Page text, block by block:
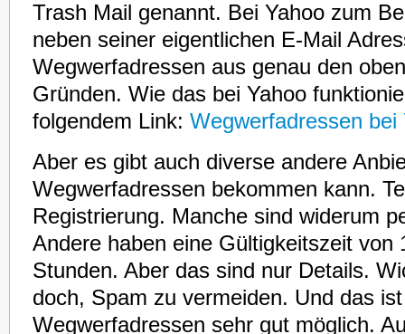
Trash Mail genannt. Bei Yahoo zum
neben seiner eigentlichen E-Mail
Wegwerfadressen aus genau den
Gründen. Wie das bei Yahoo
folgendem Link: Wegwerfadressen bei
Aber es gibt auch diverse andere
Wegwerfadressen bekommen kann.
Registrierung. Manche sind widerum
Andere haben eine Gültigkeitszeit von
Stunden. Aber das sind nur Details.
doch, Spam zu vermeiden. Und das
Wegwerfadressen sehr gut möglich.